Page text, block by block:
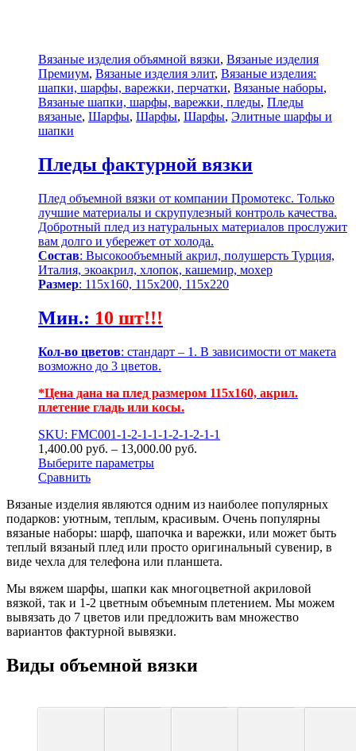
Вязаные изделия объямной вязки, Вязаные изделия
Премиум, Вязаные изделия элит, Вязаные изделия:
шапки, шарфы, варежки, перчатки, Вязаные наборы,
Вязаные шапки, шарфы, варежки, пледы, Пледы
вязаные, Шарфы, Шарфы, Шарфы, Элитные шарфы и
шапки
Пледы фактурной вязки
Плед объемной вязки от компании Промотекс. Только
лучшие материалы и скрупулезный контроль качества.
Добротный плед из натуральных материалов прослужит
вам долго и убережет от холода.
Состав: Высокообъемный акрил, полушерсть Турция,
Италия, экоакрил, хлопок, кашемир, мохер
Размер: 115х160, 115х200, 115х220
Мин.: 10 шт!!!
Кол-во цветов: стандарт – 1. В зависимости от макета
возможно до 3 цветов.
*Цена дана на плед размером 115х160, акрил.
плетение гладь или косы.
SKU: FMC001-1-2-1-1-1-2-1-2-1-1
1,400.00 руб. – 13,000.00 руб.
Выберите параметры
Сравнить
Вязаные изделия являются одним из наиболее популярных
подарков: уютным, теплым, красивым. Очень популярны
вязаные наборы: шарф, шапочка и варежки, или может быть
теплый вязаный плед или просто оригинальный сувенир, в
виде чехла для телефона или планшета.
Мы вяжем шарфы, шапки как многоцветной акриловой
вязкой, так и 1-2 цветным объемным плетением. Мы можем
вывязать до 7 цветов или предложить вам множество
вариантов фактурной вывязки.
Виды объемной вязки